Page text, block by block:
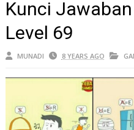
Kunci
Level 69
MUNADI 8 YEARS AGO